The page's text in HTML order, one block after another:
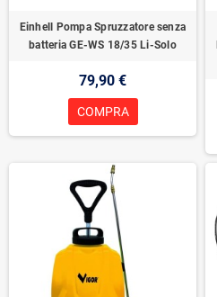
Einhell Pompa Spruzzatore senza
batteria GE-WS 18/35 Li-Solo
79,90 €
COMPRA